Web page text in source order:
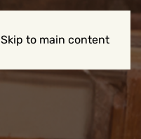
Skip to main content